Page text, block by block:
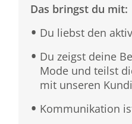
Das bringst du mit:
Du liebst den
Du zeigst deine
Mode und teilst
mit unseren
Kommunikation